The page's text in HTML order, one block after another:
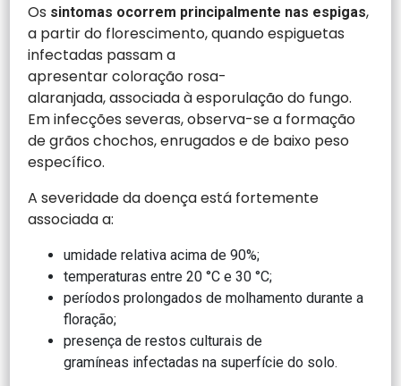
Os sintomas ocorrem principalmente nas espigas,
a partir do florescimento, quando espiguetas
infectadas passam a
apresentar coloração rosa-
alaranjada, associada à esporulação do fungo.
Em infecções severas, observa-se a formação
de grãos chochos, enrugados e de baixo peso
específico.
A severidade da doença está fortemente
associada a:
umidade relativa acima de 90%;
temperaturas entre 20 °C e 30 °C;
períodos prolongados de molhamento durante a
floração;
presença de restos culturais de
gramíneas infectadas na superfície do solo.